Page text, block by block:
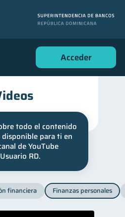
Acceder
todo el contenido
para ti en
de YouTube
RD.
financiera Finanzas personales